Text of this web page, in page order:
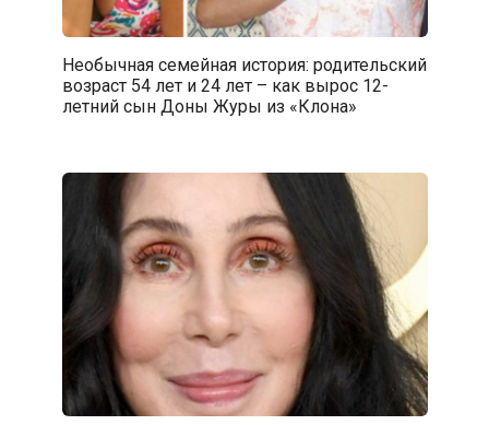
Необычная семейная история: родительский
возраст 54 лет и 24 лет – как вырос 12-
летний сын Доны Журы из «Клона»